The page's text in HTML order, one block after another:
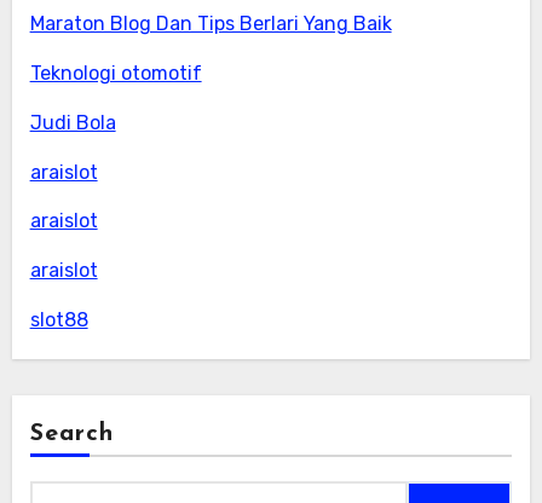
Maraton Blog Dan Tips Berlari Yang Baik
Teknologi otomotif
Judi Bola
araislot
araislot
araislot
slot88
Search